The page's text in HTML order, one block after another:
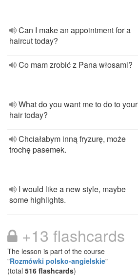
Can I make an appointment for a
haircut today?
Co mam zrobić z Pana włosami?
What do you want me to do to your
hair today?
Chciałabym inną fryzurę, może
trochę pasemek.
I would like a new style, maybe
some highlights.
+13 flashcards
The lesson is part of the course
"Rozmówki polsko-angielskie"
(total 516 flashcards)